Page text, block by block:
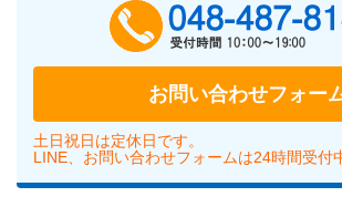
お問い合わせフォー
土日祝日は定休日です。
LINE、お問い合わせフォームは24時間受付